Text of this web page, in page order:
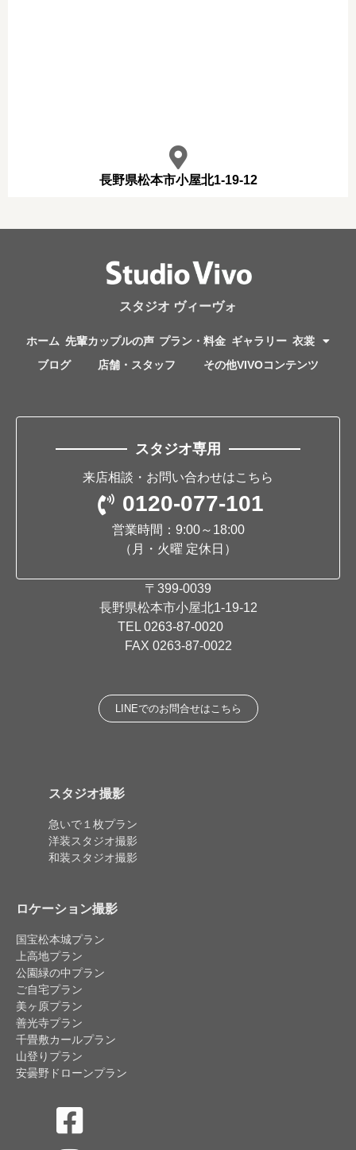
長野県松本市小屋北1-19-12
スタジオ ヴィーヴォ
ホーム 先輩カップルの声 プラン・料金 ギャラリー 衣裳
ブログ
店舗・スタッフ その他VIVOコンテンツ
スタジオ専用
来店相談・お問い合わせはこちら
0120-077-101
営業時間：9:00～18:00
（月・火曜 定休日）
〒399-0039
長野県松本市小屋北1-19-12
TEL 0263-87-0020
FAX 0263-87-0022
LINEでのお問合せはこちら
スタジオ撮影
急いで１枚プラン
洋装スタジオ撮影
和装スタジオ撮影
ロケーション撮影
国宝松本城プラン
上高地プラン
公園緑の中プラン
ご自宅プラン
美ヶ原プラン
善光寺プラン
千畳敷カールプラン
山登りプラン
安曇野ドローンプラン